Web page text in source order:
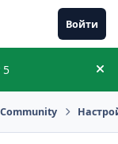
Войти
5